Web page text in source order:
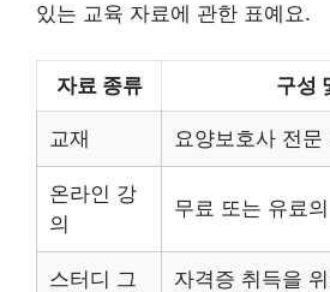
있는 교육 자료에 관한 표예요.
자료 종류 구성
교재 요양보호사 전
온라인 강
의
무료 또는 유료
스터디 그
자격증 취득을